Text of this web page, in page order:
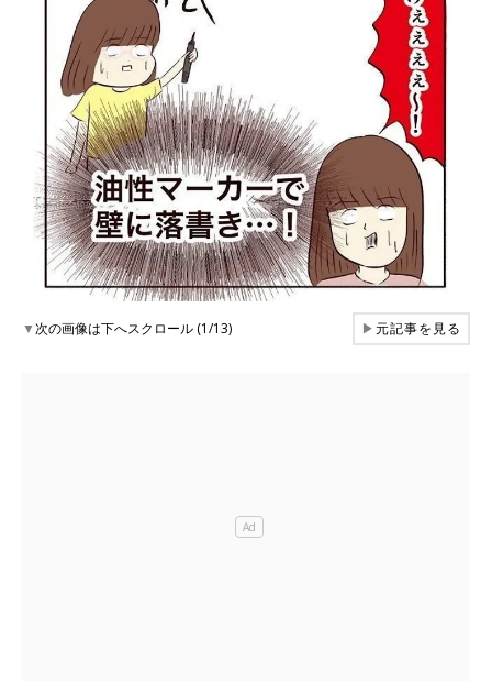
▼次の画像は下へスクロール (1/13) ▶元記事を見る